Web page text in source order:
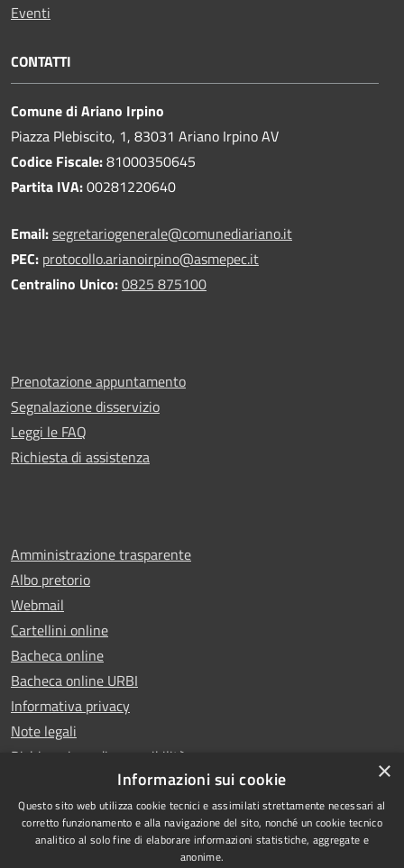
Eventi
CONTATTI
Comune di Ariano Irpino
Piazza Plebiscito, 1, 83031 Ariano Irpino AV
Codice Fiscale:81000350645
Partita IVA:00281220640
Email:segretariogenerale@comunediariano.it
PEC: protocollo.arianoirpino@asmepec.it
Centralino Unico:0825 875100
Prenotazione appuntamento
Segnalazione disservizio
Leggi le FAQ
Richiesta di assistenza
Amministrazione trasparente
Albo pretorio
Webmail
Cartellini online
Bacheca online
Bacheca online URBI
Informativa privacy
Note legali
Dichiarazione di accessibilità
RSS
Copyright © 2025 Comune di
×
Informazioni sui cookie
Questo sito web utilizza cookie tecnici e assimilati strettamente necessari al
corretto funzionamento e alla navigazione del sito, nonché un cookie tecnico
analitico al solo fine di elaborare informazioni statistiche, aggregate e
anonime.